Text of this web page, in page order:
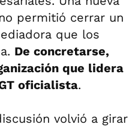
permitió cerrar un
que los
De concretarse,
que lidera
oficialista.
volvió a girar